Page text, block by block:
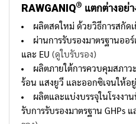
RAWGANIQ® แตกต่างอย่า
ผลิตสดใหม่ ด้วยวิธีการสกัด
ผ่านการรับรองมาตรฐานออ
และ EU (ดูใบรับรอง)
ผลิตภายใต้การควบคุมสภา
ร้อน แสงยูวี และออกซิเจนให้
ผลิตและแบ่งบรรจุในโรงงา
รับการรับรองมาตรฐาน GHPs แ